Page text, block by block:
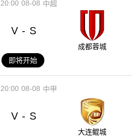
08-08
20:00 中超
V - S
成都蓉城
即将开始
08-08
20:00 中甲
V - S
大连鲲城